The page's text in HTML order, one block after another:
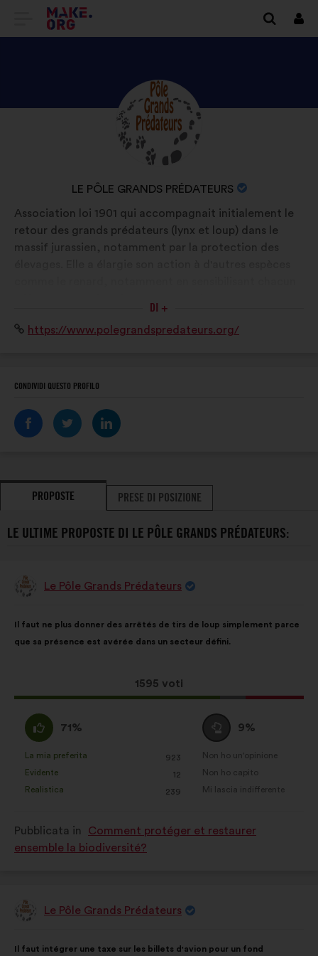
VAI
MAKE.ORG
SCOPRI
PROFILO
PÔLE
GRANDS
NOME
DELL'ORGANIZZAZIONE:
LE PÔLE GRANDS PRÉDATEURS
Biografia:
Association loi 1901 qui accompagnait initialement le
retour des grands prédateurs (lynx et loup) dans le
massif jurassien, notamment par la protection des
pour aller sur le chemin d'une cohabitation réussie
DI +
Sitohttps://www.polegrandspredateurs.org/
CONDIVIDI QUESTO PROFILO
PROPOSTE PRESE DI POSIZIONE
LE ULTIME PROPOSTE DI LE PÔLE GRANDS PRÉDATEURS:
PropostaLe Pôle Grands Prédateurs
della
mia
Il faut ne plus donner des arrêtés de tirs de loup simplement parce
que sa présence est avérée dans un secteur défini.
Questa
proposta
1595 voti
ripartiti:
Sono
d'accordo
:
71%
qualificata
come:
La mia preferita
: 923
volte
Evidente
: 12
volte
Realistica
: 239
volte
Voto
neutrale
:
9%
qualificata
Non ho un'opinione
:volte
Non ho capito
:volte
Mi lascia indifferente
:volte
Pubblicata in
Comment protéger et restaurer
ensemble la biodiversité?
PropostaLe Pôle Grands Prédateurs
Il faut intégrer une taxe sur les billets d'avion pour un fond